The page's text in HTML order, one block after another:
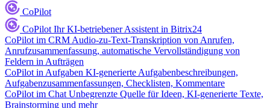
CoPilot
CoPilot Ihr KI-betriebener Assistent in Bitrix24
CoPilot im CRM Audio-zu-Text-Transkription von Anrufen,
Anrufzusammenfassung, automatische Vervollständigung von
Feldern in Aufträgen
CoPilot in Aufgaben KI-generierte Aufgabenbeschreibungen,
Aufgabenzusammenfassungen, Checklisten, Kommentare
CoPilot im Chat Unbegrenzte Quelle für Ideen, KI-generierte Texte,
Brainstorming und mehr